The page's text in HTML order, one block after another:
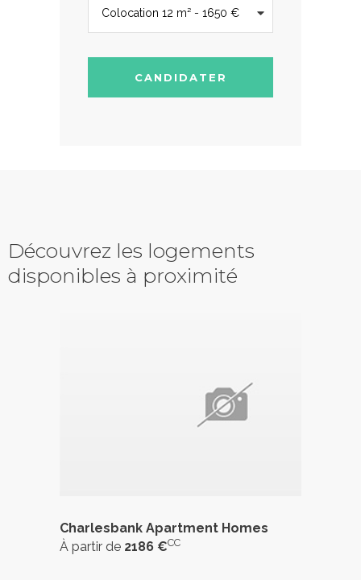
CANDIDATER
Découvrez les logements
disponibles à proximité
Charlesbank Apartment Homes
À partir de 2186 €CC